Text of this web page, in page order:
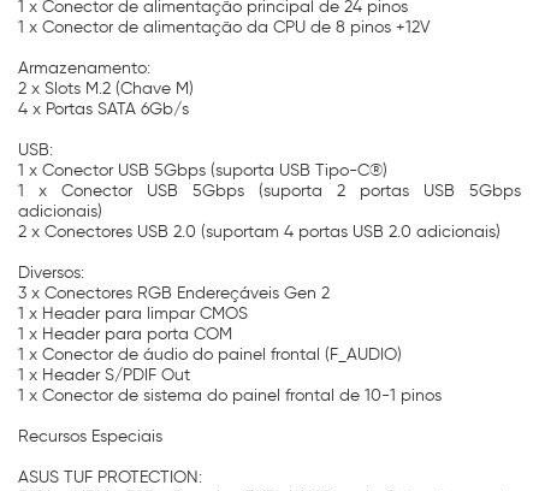
1 x Conector de alimentação principal de 24 pinos
1 x Conector de alimentação da CPU de 8 pinos +12V
Armazenamento:
2 x Slots M.2 (Chave M)
4 x Portas SATA 6Gb/s
USB:
1 x Conector USB 5Gbps (suporta USB Tipo-C®)
1 x Conector USB 5Gbps (suporta 2 portas USB 5Gbps
adicionais)
2 x Conectores USB 2.0 (suportam 4 portas USB 2.0 adicionais)
Diversos:
3 x Conectores RGB Endereçáveis Gen 2
1 x Header para limpar CMOS
1 x Header para porta COM
1 x Conector de áudio do painel frontal (F_AUDIO)
1 x Header S/PDIF Out
1 x Conector de sistema do painel frontal de 10-1 pinos
Recursos Especiais
ASUS TUF PROTECTION: